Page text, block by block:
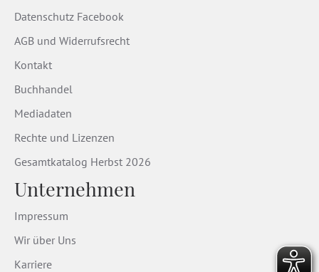
Datenschutz Facebook
AGB und Widerrufsrecht
Kontakt
Buchhandel
Mediadaten
Rechte und Lizenzen
Gesamtkatalog Herbst 2026
Unternehmen
Impressum
Wir über Uns
Karriere